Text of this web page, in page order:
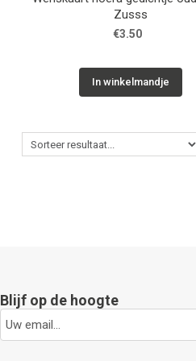
Zusss
€3.50
In winkelmandje
Blijf op de hoogte